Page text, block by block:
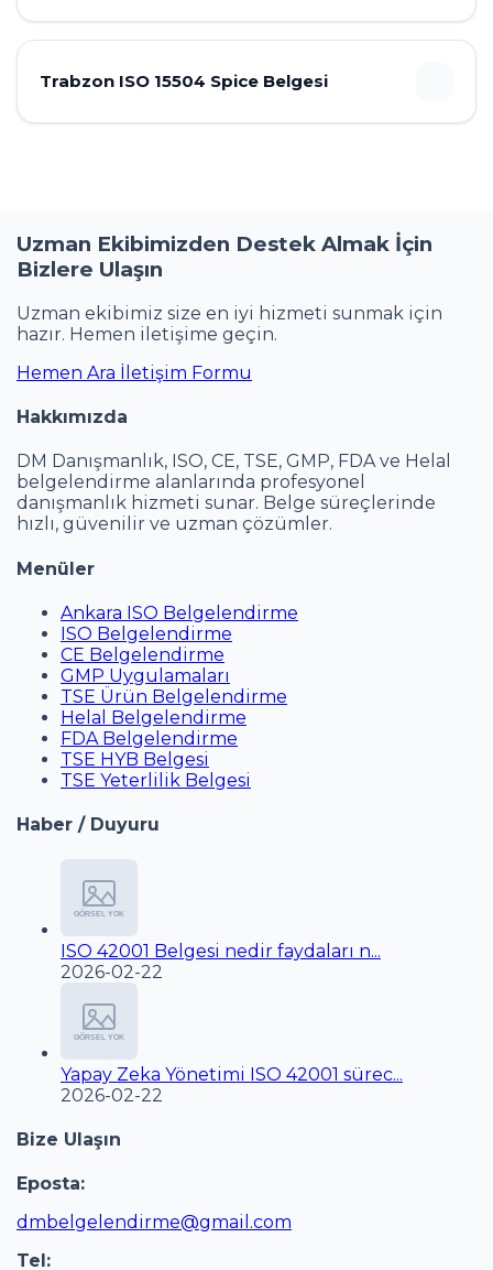
Trabzon ISO 15504 Spice Belgesi
Uzman Ekibimizden Destek Almak İçin
Bizlere Ulaşın
Uzman ekibimiz size en iyi hizmeti sunmak için
hazır. Hemen iletişime geçin.
Hemen Ara İletişim Formu
Hakkımızda
DM Danışmanlık, ISO, CE, TSE, GMP, FDA ve Helal
belgelendirme alanlarında profesyonel
danışmanlık hizmeti sunar. Belge süreçlerinde
hızlı, güvenilir ve uzman çözümler.
Menüler
Ankara ISO Belgelendirme
ISO Belgelendirme
CE Belgelendirme
GMP Uygulamaları
TSE Ürün Belgelendirme
Helal Belgelendirme
FDA Belgelendirme
TSE HYB Belgesi
TSE Yeterlilik Belgesi
Haber / Duyuru
ISO 42001 Belgesi nedir faydaları n...
2026-02-22
Yapay Zeka Yönetimi ISO 42001 sürec...
2026-02-22
Bize Ulaşın
Eposta:
dmbelgelendirme@gmail.com
Tel: